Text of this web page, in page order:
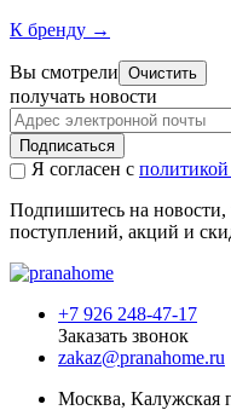
К бренду →
Вы смотрели Очистить
получать новости
Подписаться
Я согласен с
Подпишитесь на
поступлений, акций и
+7 926 248-47-17
Заказать звонок
zakaz@pranahome.ru
Москва, Калужская